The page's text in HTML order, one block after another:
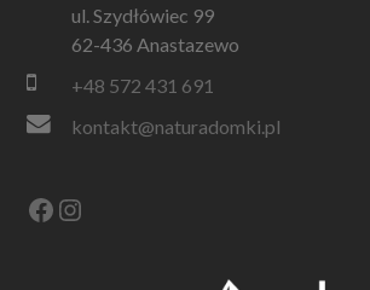
ul. Szydłówiec 99
62-436 Anastazewo
+48 572 431 691
kontakt@naturadomki.pl
Facebook
Instagram